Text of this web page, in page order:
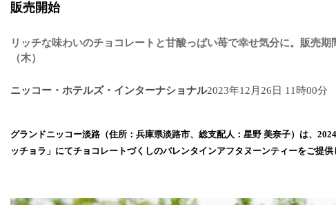
販売開始
リッチな味わいのチョコレートと甘酸っぱい苺で幸せ気分に。販売期
（木）
ニッコー・ホテルズ・インターナショナル2023年12月26日 11時00分
グランドニッコー淡路（住所：兵庫県淡路市、総支配人：星野 美奈子）は、
ッチョラ」にてチョコレートづくしのバレンタインアフタヌーンティーをご提供